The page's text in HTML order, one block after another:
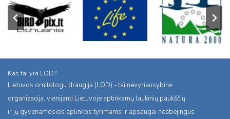
Kas tai yra LOD?
Lietuvos ornitologu draugija (LOD) - tai nevyriausybinė
organizacija, vienijanti Lietuvoje aptinkamų laukinių paukščių
ir jų gyvenamosios aplinkos tyrimams ir apsaugai neabejingus